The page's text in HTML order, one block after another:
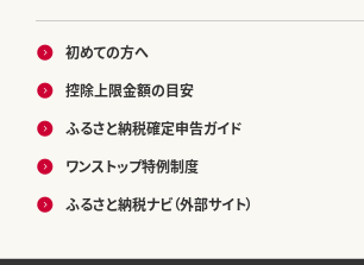
初めての方へ
控除上限金額の目安
ふるさと納税確定申告ガイド
ワンストップ特例制度
ふるさと納税ナビ（外部サイト）